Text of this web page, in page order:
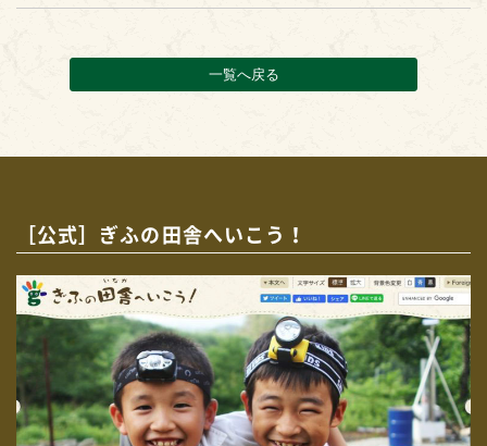
一覧へ戻る
［公式］ぎふの田舎へいこう！